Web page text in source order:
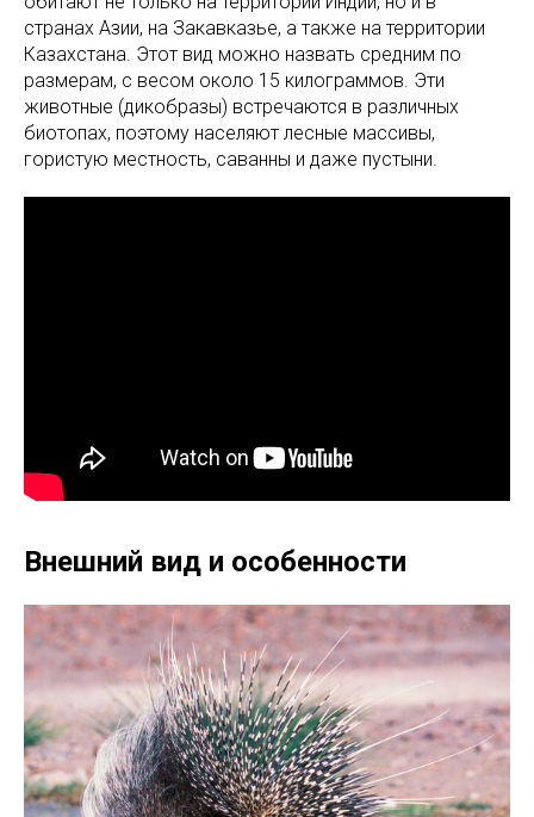
странах Азии, на Закавказье, а также на территории
Казахстана. Этот вид можно назвать средним по
размерам, с весом около 15 килограммов. Эти
животные (дикобразы) встречаются в различных
биотопах, поэтому населяют лесные массивы,
гористую местность, саванны и даже пустыни.
Внешний вид и особенности